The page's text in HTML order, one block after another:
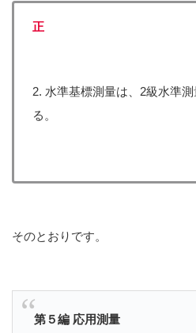
正
2. 水準基標測量は、2級水準
る。
そのとおりです。
第５編 応用測量